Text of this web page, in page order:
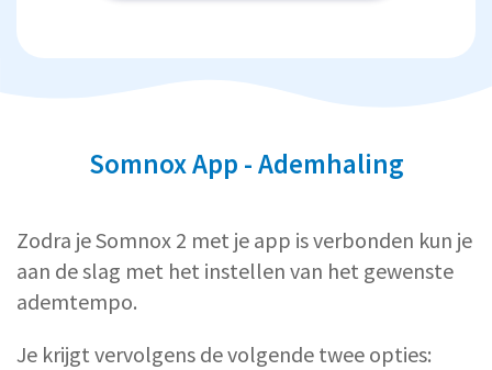
Somnox App - Ademhaling
Zodra je Somnox 2 met je app is verbonden kun je
aan de slag met het instellen van het gewenste
ademtempo.
Je krijgt vervolgens de volgende twee opties: